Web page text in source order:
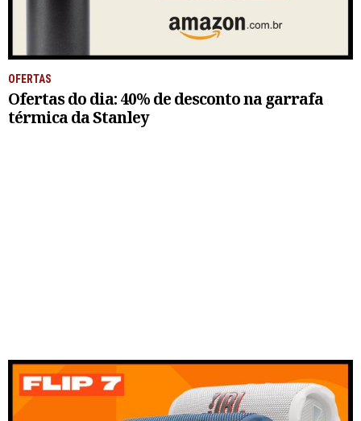
OFERTAS
Ofertas do dia: 40% de desconto na garrafa
térmica da Stanley